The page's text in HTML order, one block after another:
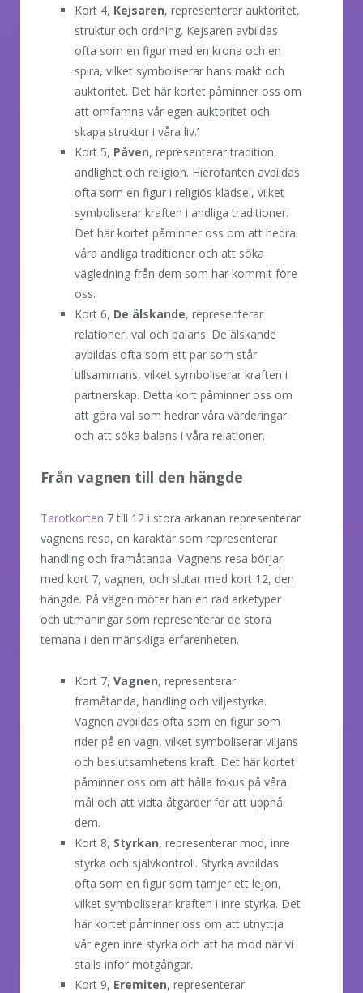
Kort 4, Kejsaren, representerar auktoritet,
struktur och ordning. Kejsaren avbildas
ofta som en figur med en krona och en
spira, vilket symboliserar hans makt och
auktoritet. Det här kortet påminner oss om
att omfamna vår egen auktoritet och
skapa struktur i våra liv.’
Kort 5, Påven, representerar tradition,
andlighet och religion. Hierofanten avbildas
ofta som en figur i religiös klädsel, vilket
symboliserar kraften i andliga traditioner.
Det här kortet påminner oss om att hedra
våra andliga traditioner och att söka
vägledning från dem som har kommit före
oss.
Kort 6, De älskande, representerar
relationer, val och balans. De älskande
avbildas ofta som ett par som står
tillsammans, vilket symboliserar kraften i
partnerskap. Detta kort påminner oss om
att göra val som hedrar våra värderingar
och att söka balans i våra relationer.
Från vagnen till den hängde
Tarotkorten 7 till 12 i stora arkanan representerar
vagnens resa, en karaktär som representerar
handling och framåtanda. Vagnens resa börjar
med kort 7, vagnen, och slutar med kort 12, den
hängde. På vägen möter han en rad arketyper
och utmaningar som representerar de stora
temana i den mänskliga erfarenheten.
Kort 7, Vagnen, representerar
framåtanda, handling och viljestyrka.
Vagnen avbildas ofta som en figur som
rider på en vagn, vilket symboliserar viljans
och beslutsamhetens kraft. Det här kortet
påminner oss om att hålla fokus på våra
mål och att vidta åtgärder för att uppnå
dem.
Kort 8, Styrkan, representerar mod, inre
styrka och självkontroll. Styrka avbildas
ofta som en figur som tämjer ett lejon,
vilket symboliserar kraften i inre styrka. Det
här kortet påminner oss om att utnyttja
vår egen inre styrka och att ha mod när vi
ställs inför motgångar.
Kort 9, Eremiten, representerar